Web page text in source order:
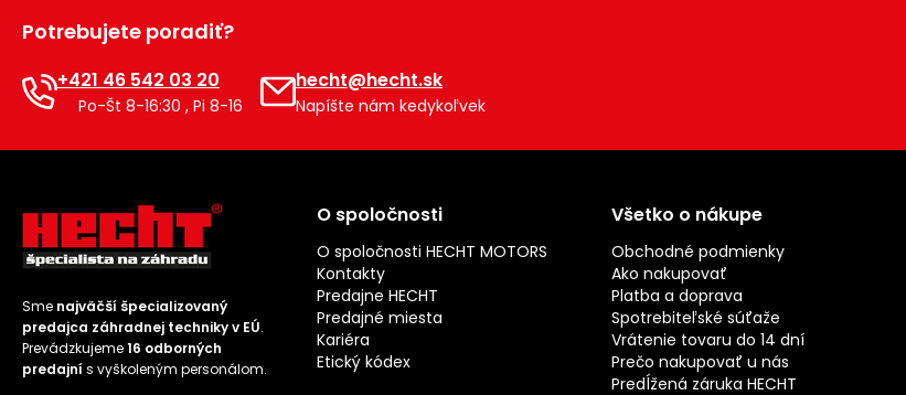
Potrebujete poradiť?
+421 46 542 03 20
Po-Št 8-16:30 , Pi 8-16
hecht@hecht.sk
Napíšte nám kedykoľvek
Sme najväčší špecializovaný
predajca záhradnej techniky v EÚ.
Prevádzkujeme16 odborných
predajní s vyškoleným personálom.
O spoločnosti
O spoločnosti HECHT MOTORS
Kontakty
Predajne HECHT
Predajné miesta
Kariéra
Etický kódex
Všetko o nákupe
Obchodné podmienky
Ako nakupovať
Platba a doprava
Spotrebiteľské súťaže
Vrátenie tovaru do 14 dní
Prečo nakupovať u nás
Predĺžená záruka HECHT